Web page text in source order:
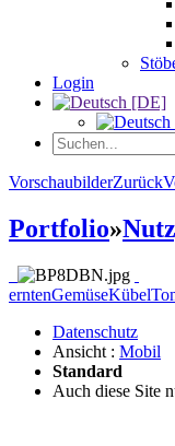
Login
VorschaubilderZurück
Portfolio»
erntenGemüseKübel
Datenschutz
Ansicht : Mobil
Standard
Auch diese Site